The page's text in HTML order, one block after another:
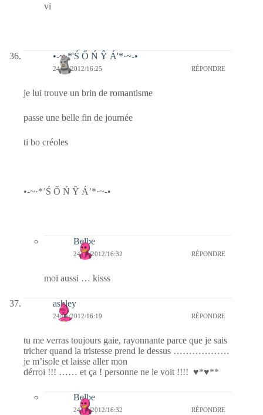
vi
•-~·*'Ś Ő Ń Ŷ Á'*·~-•
24/01/2012/16:25 RÉPONDRE
je lui trouve un brin de romantisme
passe une belle fin de journée
ti bo créoles
•-~·*’Ś Ő Ń Ŷ Á’*·~-•
Belbe
24/01/2012/16:32 RÉPONDRE
moi aussi … kisss
ashley
24/01/2012/16:19 RÉPONDRE
tu me verras toujours gaie, rayonnante parce que je sais
tricher quand la tristesse prend le dessus ………………
je m’isole et laisse aller mon
dérroi !!! …… et ça ! personne ne le voit !!!! ♥*♥**
Belbe
24/01/2012/16:32 RÉPONDRE